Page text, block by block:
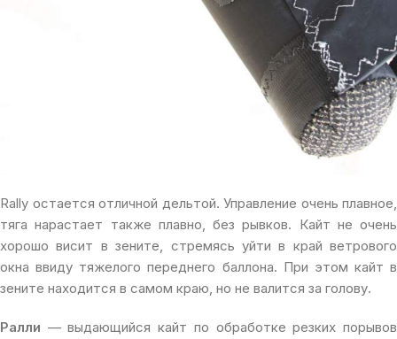
Rally остается отличной дельтой. Управление очень плавное,
тяга нарастает также плавно, без рывков. Кайт не очень
хорошо висит в зените, стремясь уйти в край ветрового
окна ввиду тяжелого переднего баллона. При этом кайт в
зените находится в самом краю, но не валится за голову.
Ралли — выдающийся кайт по обработке резких порывов